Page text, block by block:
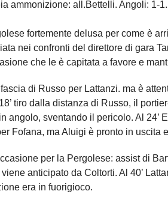
ammonizione: all.Bettelli. Angoli: 1-1.
fortemente delusa per come è
nei confronti del direttore di gara
che le è capitata a favore e
di Russo per Lattanzi. ma è
tiro dalla distanza di Russo, il
angolo, sventando il pericolo. Al 24’
Fofana, ma Aluigi è pronto in uscita
per la Pergolese: assist di
anticipato da Coltorti. Al 40’
era in fuorigioco.